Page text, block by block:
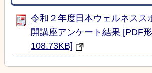
令和２年度日本ウェルネスス
開講座アンケート結果 [PDF
108.73KB]